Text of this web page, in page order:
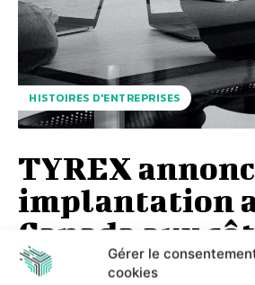
Gérer le
cookies
HISTOIRES D'ENTREPRISES
TYREX
implantation
Canada aux
SECLAB